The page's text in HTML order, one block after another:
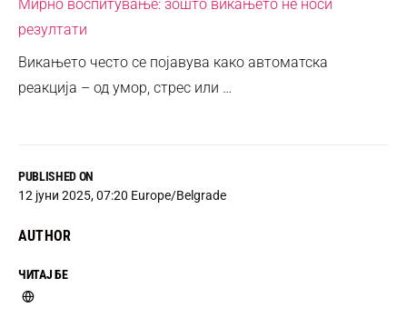
PUBLISHED ON
12 јуни 2025, 07:20 Europe/Belgrade
AUTHOR
ЧИТАЈ БЕ
Мирно воспитување: зошто викањето не носи
резултати
Викањето често се појавува како автоматска
реакција – од умор, стрес или …